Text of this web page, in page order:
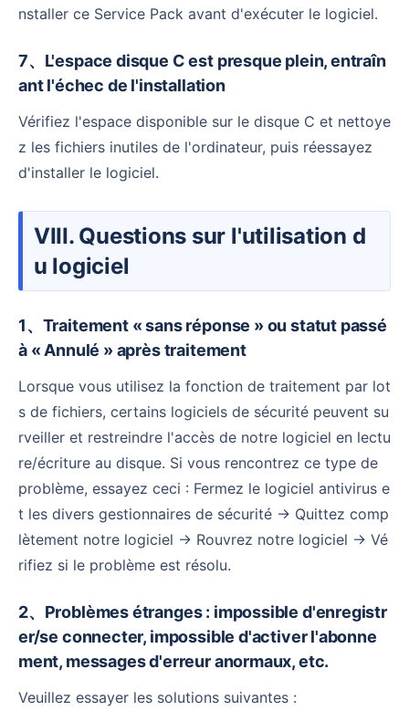
nstaller ce Service Pack avant d'exécuter le logiciel.
7、L'espace disque C est presque plein, entraîn
ant l'échec de l'installation
Vérifiez l'espace disponible sur le disque C et nettoye
z les fichiers inutiles de l'ordinateur, puis réessayez
d'installer le logiciel.
VIII. Questions sur l'utilisation d
u logiciel
1、Traitement « sans réponse » ou statut passé
à « Annulé » après traitement
Lorsque vous utilisez la fonction de traitement par lot
s de fichiers, certains logiciels de sécurité peuvent su
rveiller et restreindre l'accès de notre logiciel en lectu
re/écriture au disque. Si vous rencontrez ce type de
problème, essayez ceci : Fermez le logiciel antivirus e
t les divers gestionnaires de sécurité → Quittez comp
lètement notre logiciel → Rouvrez notre logiciel → Vé
rifiez si le problème est résolu.
2、Problèmes étranges : impossible d'enregistr
er/se connecter, impossible d'activer l'abonne
ment, messages d'erreur anormaux, etc.
Veuillez essayer les solutions suivantes :